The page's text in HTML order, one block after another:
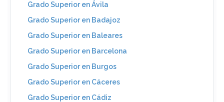
Grado Superior en Ávila
Grado Superior en Badajoz
Grado Superior en Baleares
Grado Superior en Barcelona
Grado Superior en Burgos
Grado Superior en Cáceres
Grado Superior en Cádiz